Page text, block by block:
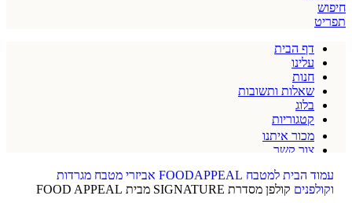
חיפוש
תפריט
דף הבית
עלינו
חנות
שאלות ותשובות
בלוג
קטגוריות
מכור איתנו
צור קשר
עמוד הבית למטבח FOODAPPEAL אביזרי מטבח מגרדות
וקולפנים קולפן מסדרת SIGNATURE מבית FOOD APPEAL